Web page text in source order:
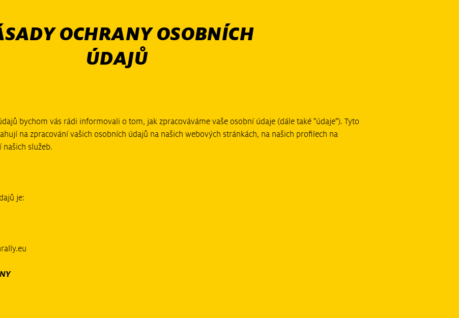
OCHRANY OSOBNÍCH
ÚDAJŮ
bychom vás rádi informovali o tom, jak zpracováváme vaše osobní údaje (dále také "údaje"). Tyto
na zpracování vašich osobních údajů na našich webových stránkách, na našich profilech na
služeb.
je: